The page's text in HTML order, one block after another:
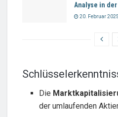
Analyse in
20. Februar 2025
Die
der umlaufenden